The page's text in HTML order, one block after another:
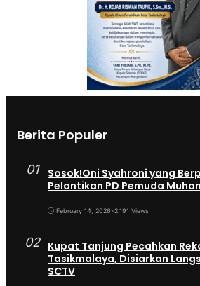
Berita Populer
01
Sosok!Oni Syahroni yang
Pelantikan PD Pemuda
February 14, 2026•2.191 Views
02 Kupat Tanjung Pecahkan
Tasikmalaya, Disiarkan
SCTV